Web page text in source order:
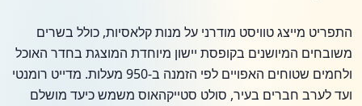
התפריט מייצג טוויסט מודרני על מנות קלאסיות, כולל בשרים
משובחים המיושנים בקופסת יישון מיוחדת המוצגת בחדר האוכל
ולחמים שטוחים האפויים לפי הזמנה ב-950 מעלות. מדייט רומנטי
ועד לערב חברים בעיר, סולט סטייקהאוס משמש כיעד מושלם